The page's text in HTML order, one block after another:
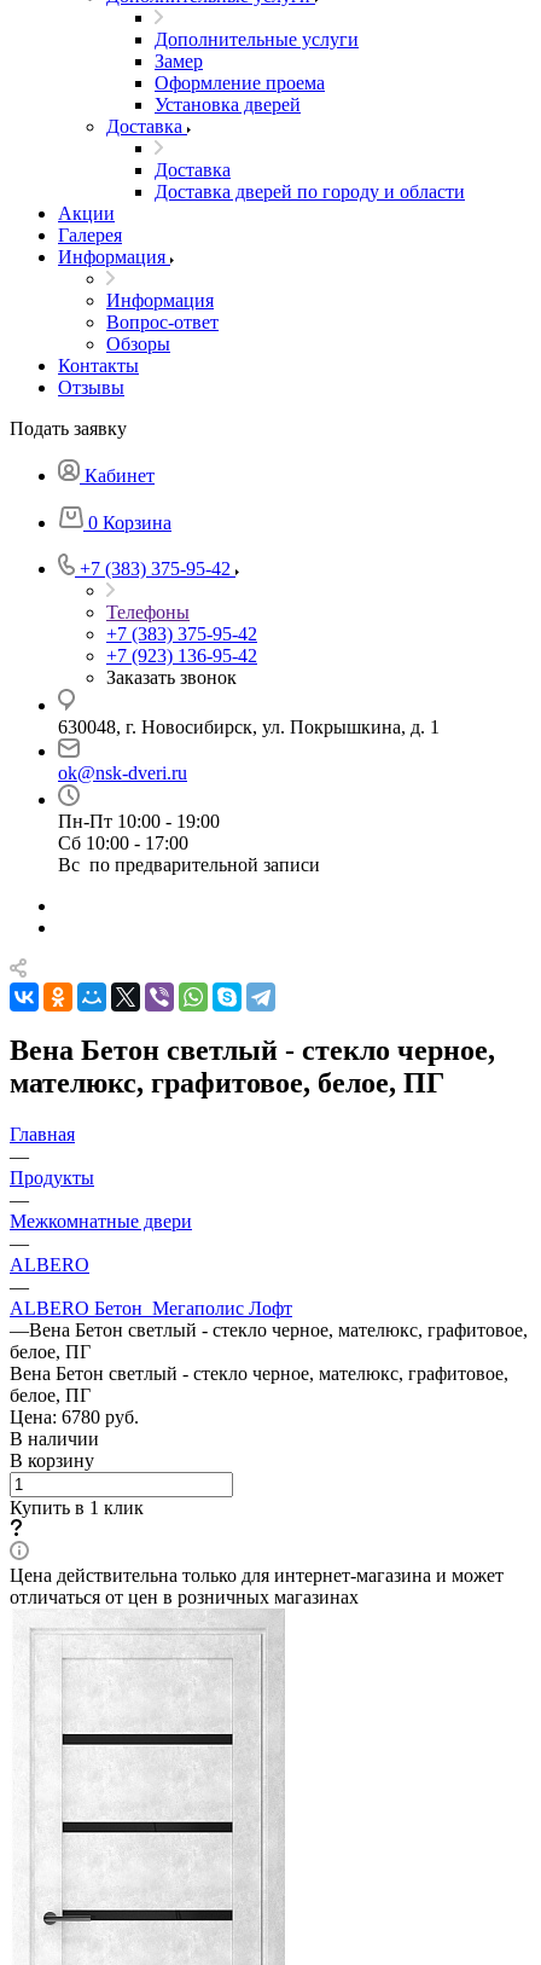
Дополнительные услуги
Замер
Оформление проема
Установка дверей
Доставка
Доставка
Доставка дверей по городу и области
Акции
Галерея
Информация
Информация
Вопрос-ответ
Обзоры
Контакты
Отзывы
Подать заявку
Кабинет
0 Корзина
+7 (383) 375-95-42
Телефоны
+7 (383) 375-95-42
+7 (923) 136-95-42
Заказать звонок
630048, г. Новосибирск, ул. Покрышкина, д. 1
ok@nsk-dveri.ru
Пн-Пт 10:00 - 19:00
Сб 10:00 - 17:00
Вс по предварительной записи
Вена Бетон светлый - стекло черное,
мателюкс, графитовое, белое, ПГ
Главная
—
Продукты
—
Межкомнатные двери
—
ALBERO
—
ALBERO Бетон_Мегаполис Лофт
—Вена Бетон светлый - стекло черное, мателюкс, графитовое,
белое, ПГ
Вена Бетон светлый - стекло черное, мателюкс, графитовое,
белое, ПГ
Цена: 6780 руб.
В наличии
В корзину
Купить в 1 клик
Цена действительна только для интернет-магазина и может
отличаться от цен в розничных магазинах